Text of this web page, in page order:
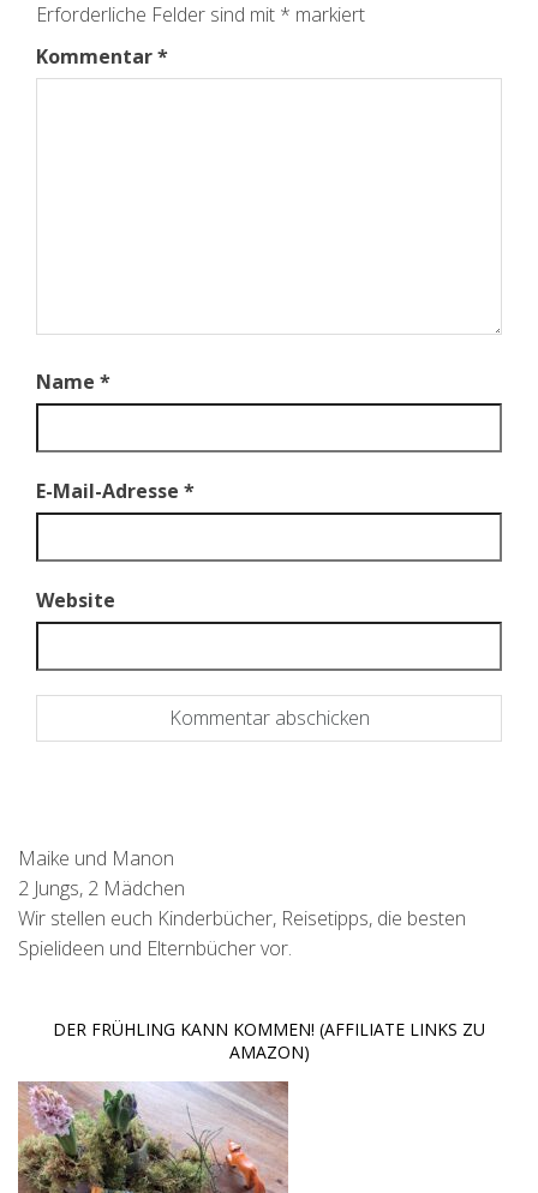
Erforderliche Felder sind mit * markiert
Kommentar*
Name *
E-Mail-Adresse *
Website
Maike und Manon
2 Jungs, 2 Mädchen
Wir stellen euch Kinderbücher, Reisetipps, die besten
Spielideen und Elternbücher vor.
DER FRÜHLING KANN KOMMEN! (AFFILIATE LINKS ZU
AMAZON)